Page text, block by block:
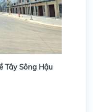
Tây Sông Hậu